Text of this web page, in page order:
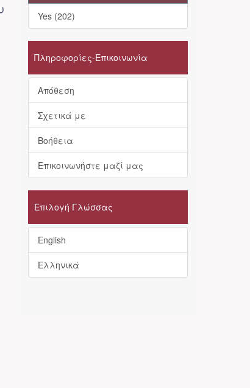
Yes (202)
Πληροφορίες-Επικοινωνία
Απόθεση
Σχετικά με
Βοήθεια
Επικοινωνήστε μαζί μας
Επιλογή Γλώσσας
English
Ελληνικά